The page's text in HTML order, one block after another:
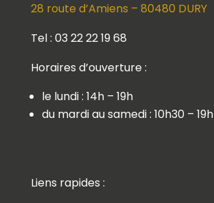
28 route d’Amiens – 80480 DURY
Tel : 03 22 22 19 68
Horaires d’ouverture :
le lundi : 14h – 19h
du mardi au samedi : 10h30 – 19h
Liens rapides :